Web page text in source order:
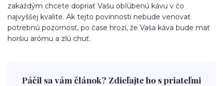
zakaždým chcete dopriať Vašu obľúbenú kávu v čo
najvyššej kvalite. Ak tejto povinnosti nebude venovať
potrebnú pozornosť, po čase hrozí, že Vaša káva bude mať
horšiu arómu a zlú chuť.
Páčil sa vám článok? Zdieľajte ho s priateľmi